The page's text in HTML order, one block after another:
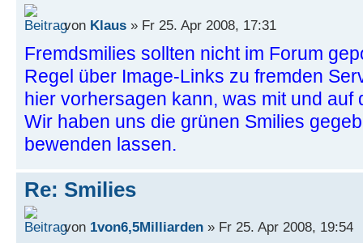
von Klaus » Fr 25. Apr 2008, 17:31
Fremdsmilies sollten nicht im Forum
Regel über Image-Links zu fremden
hier vorhersagen kann, was mit und
Wir haben uns die grünen Smilies
bewenden lassen.
Re: Smilies
von 1von6,5Milliarden » Fr 25. Apr 2008, 19:54